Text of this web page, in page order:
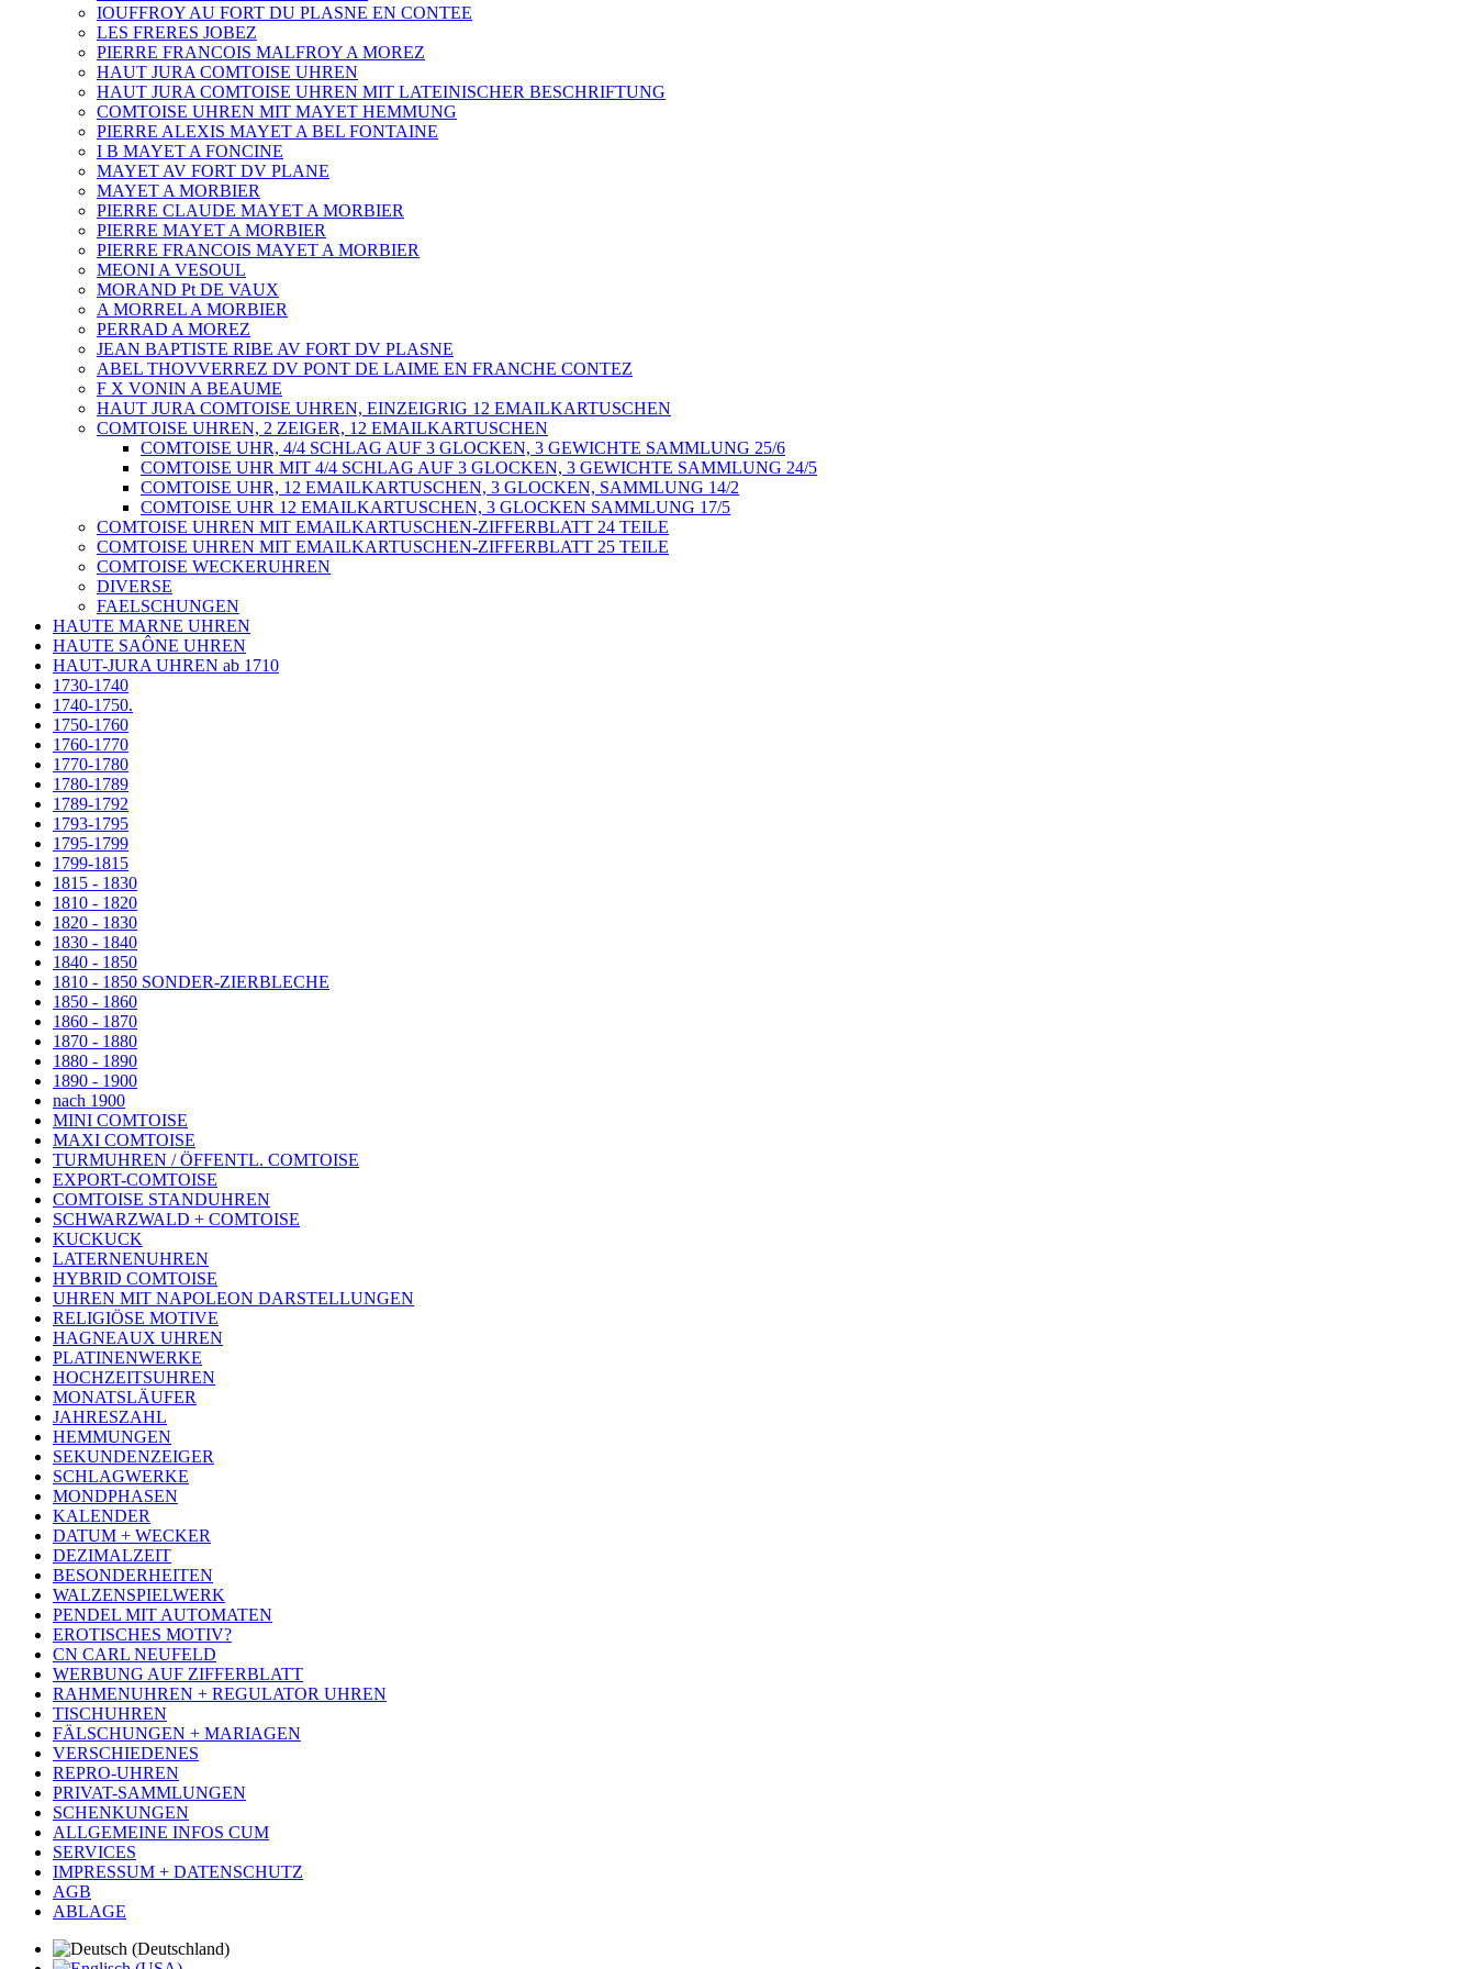
IOUFFROY AU FORT DU PLASNE EN CONTEE
LES FRERES JOBEZ
PIERRE FRANCOIS MALFROY A MOREZ
HAUT JURA COMTOISE UHREN
HAUT JURA COMTOISE UHREN MIT LATEINISCHER BESCHRIFTUNG
COMTOISE UHREN MIT MAYET HEMMUNG
PIERRE ALEXIS MAYET A BEL FONTAINE
I B MAYET A FONCINE
MAYET AV FORT DV PLANE
MAYET A MORBIER
PIERRE CLAUDE MAYET A MORBIER
PIERRE MAYET A MORBIER
PIERRE FRANCOIS MAYET A MORBIER
MEONI A VESOUL
MORAND Pt DE VAUX
A MORREL A MORBIER
PERRAD A MOREZ
JEAN BAPTISTE RIBE AV FORT DV PLASNE
ABEL THOVVERREZ DV PONT DE LAIME EN FRANCHE CONTEZ
F X VONIN A BEAUME
HAUT JURA COMTOISE UHREN, EINZEIGRIG 12 EMAILKARTUSCHEN
COMTOISE UHREN, 2 ZEIGER, 12 EMAILKARTUSCHEN
COMTOISE UHR, 4/4 SCHLAG AUF 3 GLOCKEN, 3 GEWICHTE SAMMLUNG 25/6
COMTOISE UHR MIT 4/4 SCHLAG AUF 3 GLOCKEN, 3 GEWICHTE SAMMLUNG 24/5
COMTOISE UHR, 12 EMAILKARTUSCHEN, 3 GLOCKEN, SAMMLUNG 14/2
COMTOISE UHR 12 EMAILKARTUSCHEN, 3 GLOCKEN SAMMLUNG 17/5
COMTOISE UHREN MIT EMAILKARTUSCHEN-ZIFFERBLATT 24 TEILE
COMTOISE UHREN MIT EMAILKARTUSCHEN-ZIFFERBLATT 25 TEILE
COMTOISE WECKERUHREN
DIVERSE
FAELSCHUNGEN
HAUTE MARNE UHREN
HAUTE SAÔNE UHREN
HAUT-JURA UHREN ab 1710
1730-1740
1740-1750.
1750-1760
1760-1770
1770-1780
1780-1789
1789-1792
1793-1795
1795-1799
1799-1815
1815 - 1830
1810 - 1820
1820 - 1830
1830 - 1840
1840 - 1850
1810 - 1850 SONDER-ZIERBLECHE
1850 - 1860
1860 - 1870
1870 - 1880
1880 - 1890
1890 - 1900
nach 1900
MINI COMTOISE
MAXI COMTOISE
TURMUHREN / ÖFFENTL. COMTOISE
EXPORT-COMTOISE
COMTOISE STANDUHREN
SCHWARZWALD + COMTOISE
KUCKUCK
LATERNENUHREN
HYBRID COMTOISE
UHREN MIT NAPOLEON DARSTELLUNGEN
RELIGIÖSE MOTIVE
HAGNEAUX UHREN
PLATINENWERKE
HOCHZEITSUHREN
MONATSLÄUFER
JAHRESZAHL
HEMMUNGEN
SEKUNDENZEIGER
SCHLAGWERKE
MONDPHASEN
KALENDER
DATUM + WECKER
DEZIMALZEIT
BESONDERHEITEN
WALZENSPIELWERK
PENDEL MIT AUTOMATEN
EROTISCHES MOTIV?
CN CARL NEUFELD
WERBUNG AUF ZIFFERBLATT
RAHMENUHREN + REGULATOR UHREN
TISCHUHREN
FÄLSCHUNGEN + MARIAGEN
VERSCHIEDENES
REPRO-UHREN
PRIVAT-SAMMLUNGEN
SCHENKUNGEN
ALLGEMEINE INFOS CUM
SERVICES
IMPRESSUM + DATENSCHUTZ
AGB
ABLAGE